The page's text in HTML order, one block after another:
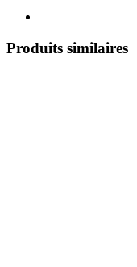
Produits similaires